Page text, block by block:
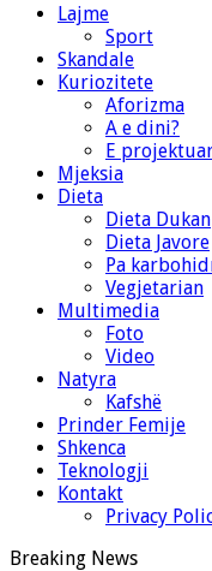
Lajme
Sport
Skandale
Kuriozitete
Aforizma
A e dini?
E
Mjeksia
Dieta
Dieta Dukan
Dieta Javore
Pa
Vegjetarian
Multimedia
Foto
Video
Natyra
Kafshë
Prinder Femije
Shkenca
Teknologji
Kontakt
Privacy
Breaking News